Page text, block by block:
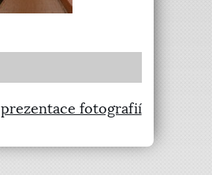
prezentace fotografií